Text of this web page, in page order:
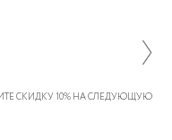
СКИДКУ 10% НА СЛЕДУЮЩУЮ